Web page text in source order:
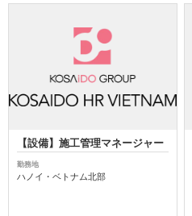
【設備】施工管理マネージャー
勤務地
ハノイ・ベトナム北部